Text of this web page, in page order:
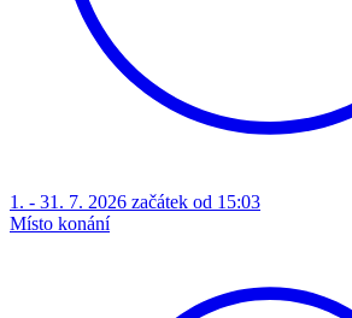
1. - 31. 7. 2026 začátek od 15:03
Místo konání